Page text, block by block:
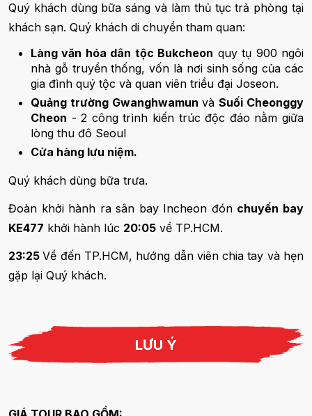
Quý khách dùng bữa sáng và làm thủ tục trả phòng tại
khách sạn. Quý khách di chuyển tham quan:
Làng văn hóa dân tộc Bukcheon quy tụ 900 ngôi
nhà gỗ truyền thống, vốn là nơi sinh sống của các
gia đình quý tộc và quan viên triều đại Joseon.
Quảng trường Gwanghwamun và Suối Cheonggy
Cheon - 2 công trình kiến trúc độc đáo nằm giữa
lòng thu đô Seoul
Cửa hàng lưu niệm.
Quý khách dùng bữa trưa.
Đoàn khởi hành ra sân bay Incheon đón chuyến bay
KE477 khởi hành lúc 20:05 về TP.HCM.
23:25Về đến TP.HCM, hướng dẫn viên chia tay và hẹn
gặp lại Quý khách.
LƯU Ý